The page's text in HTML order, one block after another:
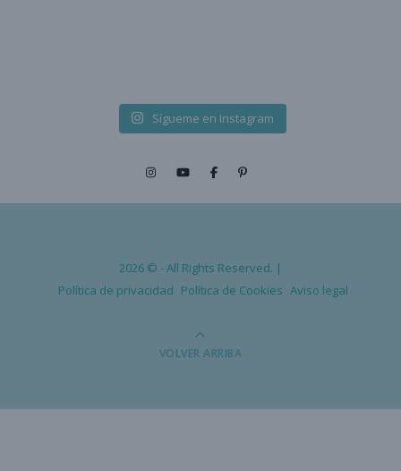
Sígueme en Instagram
2026 © - All Rights Reserved. |
Política de privacidad Política de Cookies Aviso legal
VOLVER ARRIBA